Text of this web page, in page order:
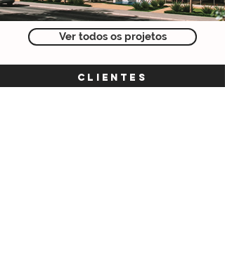
Ver todos os projetos
CLIENTES